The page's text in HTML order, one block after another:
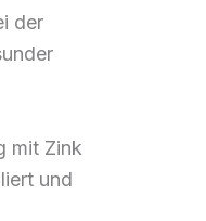
der
mit Zink
und